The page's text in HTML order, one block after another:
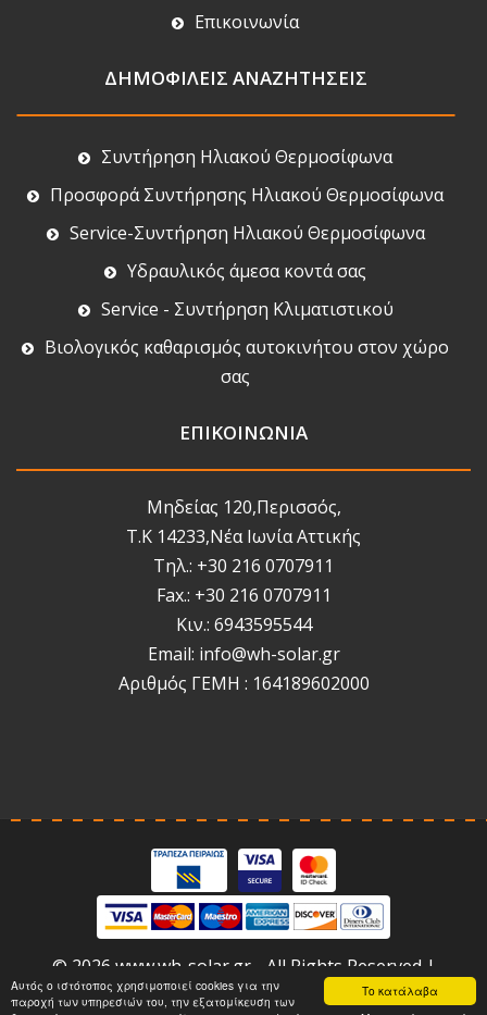
Το κατάλαβα
Αυτός ο ιστότοπος χρησιμοποιεί cookies για την
παροχή των υπηρεσιών του, την εξατομίκευση των
Επικοινωνία
ΔΗΜΟΦΙΛΕΙΣ ΑΝΑΖΗΤΗΣΕΙΣ
Συντήρηση Ηλιακού Θερμοσίφωνα
Προσφορά Συντήρησης Ηλιακού Θερμοσίφωνα
Service-Συντήρηση Ηλιακού Θερμοσίφωνα
Υδραυλικός άμεσα κοντά σας
Service - Συντήρηση Κλιματιστικού
Βιολογικός καθαρισμός αυτοκινήτου στον χώρο
σας
ΕΠΙΚΟΙΝΩΝΙΑ
Μηδείας 120,Περισσός,
Τ.Κ 14233,Νέα Ιωνία Αττικής
Τηλ.: +30 216 0707911
Fax.: +30 216 0707911
Κιν.: 6943595544
Email: info@wh-solar.gr
Αριθμός ΓΕΜΗ : 164189602000
© 2026 www.wh-solar.gr - All Rights Reserved |
Κατασκευή Eshop
HellasSites